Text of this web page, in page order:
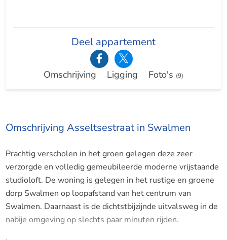
Deel appartement
Omschrijving Ligging Foto's (9)
Omschrijving Asseltsestraat in Swalmen
Prachtig verscholen in het groen gelegen deze zeer
verzorgde en volledig gemeubileerde moderne vrijstaande
studioloft. De woning is gelegen in het rustige en groene
dorp Swalmen op loopafstand van het centrum van
Swalmen. Daarnaast is de dichtstbijzijnde uitvalsweg in de
nabije omgeving op slechts paar minuten rijden.